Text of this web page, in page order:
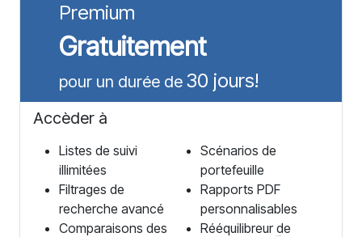
Premium
Gratuitement
pour un durée de 30 jours!
Accèder à
Listes de suivi
illimitées
Filtrages de
recherche avancé
Comparaisons des
Scénarios de
portefeuille
Rapports PDF
personnalisables
Rééquilibreur de